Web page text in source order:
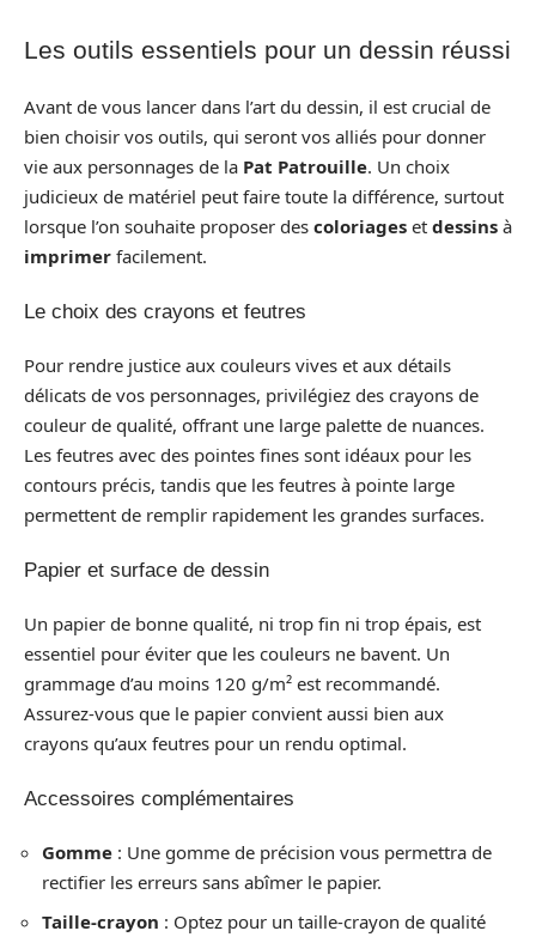
Les outils essentiels pour un dessin réussi
Avant de vous lancer dans l’art du dessin, il est crucial de
bien choisir vos outils, qui seront vos alliés pour donner
vie aux personnages de la Pat Patrouille. Un choix
judicieux de matériel peut faire toute la différence, surtout
lorsque l’on souhaite proposer des coloriages et dessins à
imprimer facilement.
Le choix des crayons et feutres
Pour rendre justice aux couleurs vives et aux détails
délicats de vos personnages, privilégiez des crayons de
couleur de qualité, offrant une large palette de nuances.
Les feutres avec des pointes fines sont idéaux pour les
contours précis, tandis que les feutres à pointe large
permettent de remplir rapidement les grandes surfaces.
Papier et surface de dessin
Un papier de bonne qualité, ni trop fin ni trop épais, est
essentiel pour éviter que les couleurs ne bavent. Un
grammage d’au moins 120 g/m² est recommandé.
Assurez-vous que le papier convient aussi bien aux
crayons qu’aux feutres pour un rendu optimal.
Accessoires complémentaires
Gomme : Une gomme de précision vous permettra de
rectifier les erreurs sans abîmer le papier.
Taille-crayon : Optez pour un taille-crayon de qualité